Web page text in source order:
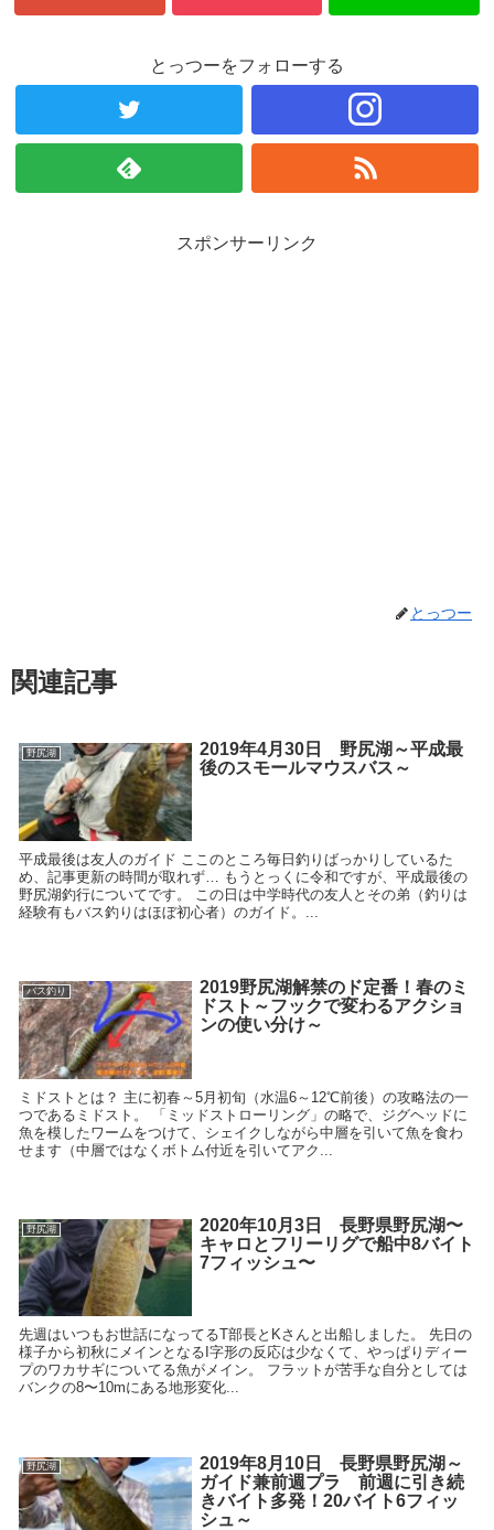
とっつーをフォローする
スポンサーリンク
とっつー
関連記事
野尻湖
2019年4月30日 野尻湖～平成最
後のスモールマウスバス～
平成最後は友人のガイド ここのところ毎日釣りばっかりしているた
め、記事更新の時間が取れず… もうとっくに令和ですが、平成最後の
野尻湖釣行についてです。 この日は中学時代の友人とその弟（釣りは
経験有もバス釣りはほぼ初心者）のガイド。...
バス釣り
2019野尻湖解禁のド定番！春のミ
ドスト～フックで変わるアクショ
ンの使い分け～
ミドストとは？ 主に初春～5月初旬（水温6～12℃前後）の攻略法の一
つであるミドスト。 「ミッドストローリング」の略で、ジグヘッドに
魚を模したワームをつけて、シェイクしながら中層を引いて魚を食わ
せます（中層ではなくボトム付近を引いてアク...
野尻湖
2020年10月3日 長野県野尻湖〜
キャロとフリーリグで船中8バイト
7フィッシュ〜
先週はいつもお世話になってるT部長とKさんと出船しました。 先日の
様子から初秋にメインとなるI字形の反応は少なくて、やっぱりディー
プのワカサギについてる魚がメイン。 フラットが苦手な自分としては
バンクの8〜10mにある地形変化...
野尻湖
2019年8月10日 長野県野尻湖～
ガイド兼前週プラ 前週に引き続
きバイト多発！20バイト6フィッ
シュ～